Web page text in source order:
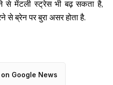
से मेंटली स्ट्रेस भी बढ़ सकता है,
से ब्रेन पर बुरा असर होता है.
Google News